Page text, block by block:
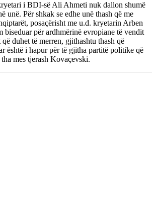
i BDI-së Ali Ahmeti nuk dallon shumë
unë. Për shkak se edhe unë thash që me
posaçërisht me u.d. kryetarin Arben
biseduar për ardhmërinë evropiane të vendit
duhet të merren, gjithashtu thash që
është i hapur për të gjitha partitë politike që
mes tjerash Kovaçevski.